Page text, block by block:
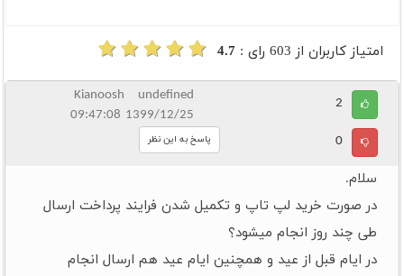
امتیاز کاربران از 603 رای : 4.7
2
0
پاسخ به این نظر
Kianoosh undefined
1399/12/25 09:47:08
سلام.
در صورت خرید لپ تاپ و تکمیل شدن فرایند پرداخت ارسال
طی چند روز انجام میشود؟
در ایام قبل از عید و همچنین ایام عید هم ارسال انجام